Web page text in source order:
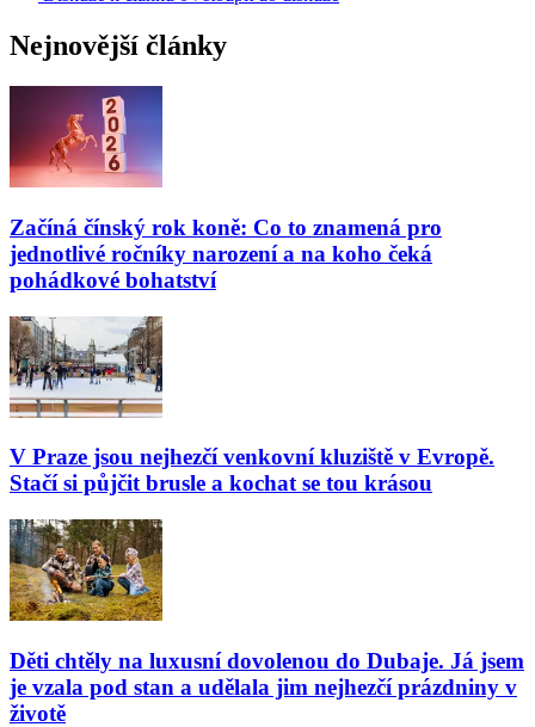
Nejnovější články
Začíná čínský rok koně: Co to znamená pro
jednotlivé ročníky narození a na koho čeká
pohádkové bohatství
V Praze jsou nejhezčí venkovní kluziště v Evropě.
Stačí si půjčit brusle a kochat se tou krásou
Děti chtěly na luxusní dovolenou do Dubaje. Já jsem
je vzala pod stan a udělala jim nejhezčí prázdniny v
životě